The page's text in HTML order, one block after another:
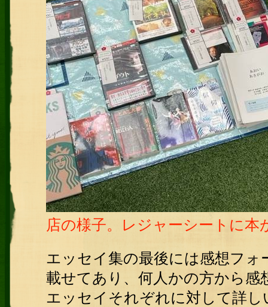
店の様子。レジャーシートに本
エッセイ集の最後には感想フ
載せてあり、何人かの方から
エッセイそれぞれに対して詳